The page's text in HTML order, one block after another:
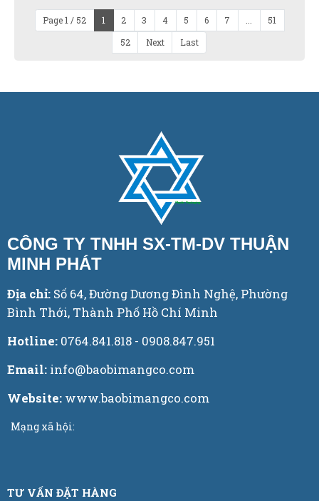
Page 1 / 52 1 2 3 4 5 6 7
51
52
Next Last
CÔNG TY TNHH SX-TM-DV THUẬN
MINH PHÁT
Địa chỉ: Số 64, Đường Dương Đình Nghệ, Phường
Bình Thới, Thành Phố Hồ Chí Minh
Hotline: 0764.841.818 - 0908.847.951
Email: info@baobimangco.com
Website: www.baobimangco.com
Mạng xã hội:
TƯ VẤN ĐẶT HÀNG